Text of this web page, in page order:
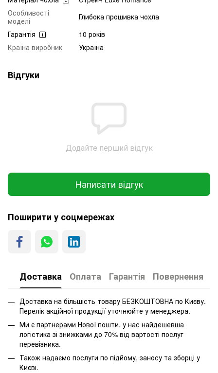
Особливості
моделі
Глибока прошивка чохла
Гарантія
10 років
Країна виробник
Україна
Відгуки
Додайте перший відгук
Написати відгук
Поширити у соцмережах
Доставка Оплата Гарантія Повернення
Доставка на більшість товару БЕЗКОШТОВНА по Києву.
Перелік акційної продукції уточнюйте у менеджера.
Ми є партнерами Нової пошти, у нас найдешевша
логістика зі знижками до 70% від вартості послуг
перевізника.
Також надаємо послуги по підйому, заносу та зборці у
Києві.